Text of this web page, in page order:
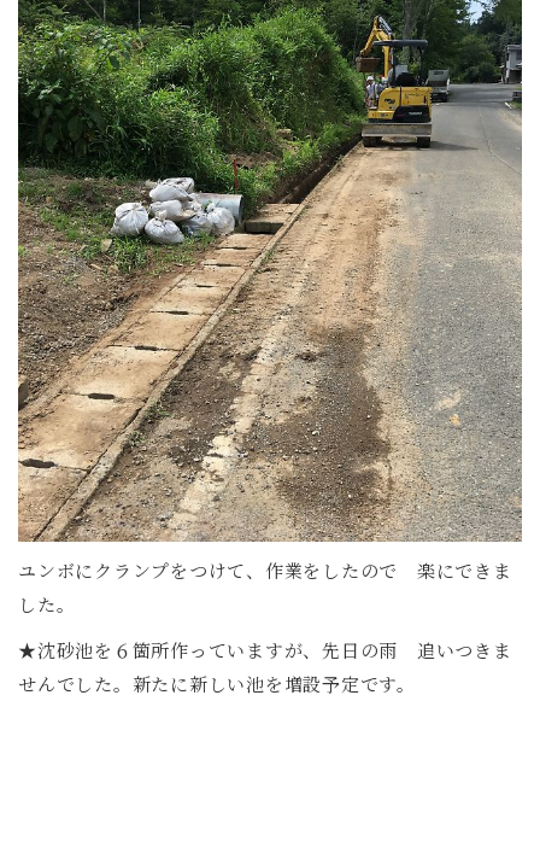
ユンボにクランプをつけて、作業をしたので 楽にできま
した。
★沈砂池を６箇所作っていますが、先日の雨 追いつきま
せんでした。新たに新しい池を増設予定です。